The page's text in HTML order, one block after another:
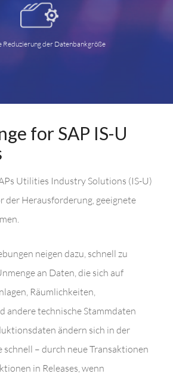
Reduzierung der Datenbankgröße
for SAP IS-U
Utilities Industry Solutions (IS-U)
der Herausforderung, geeignete
neigen dazu, schnell zu
an Daten, die sich auf
Räumlichkeiten,
andere technische Stammdaten
ändern sich in der
schnell – durch neue Transaktionen
in Releases, wenn